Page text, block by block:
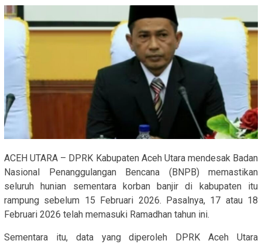
ACEH UTARA – DPRK Kabupaten Aceh Utara mendesak Badan
Nasional Penanggulangan Bencana (BNPB) memastikan
seluruh hunian sementara korban banjir di kabupaten itu
rampung sebelum 15 Februari 2026. Pasalnya, 17 atau 18
Februari 2026 telah memasuki Ramadhan tahun ini.
Sementara itu, data yang diperoleh DPRK Aceh Utara